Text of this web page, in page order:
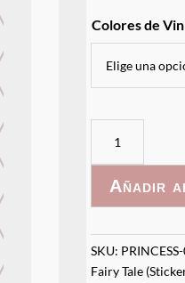
Colores de
Princess
cantidad
Añadir
SKU:
Fairy Tale